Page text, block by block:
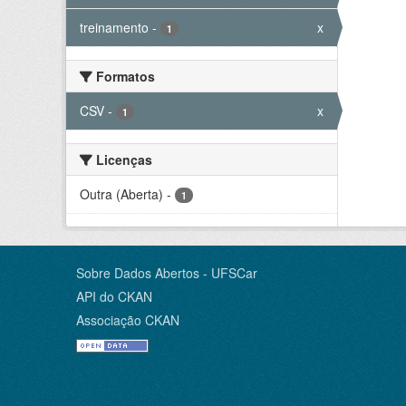
treinamento - 1 x
Formatos
CSV - 1 x
Licenças
Outra (Aberta) - 1
Sobre Dados Abertos - UFSCar
API do CKAN
Associação CKAN